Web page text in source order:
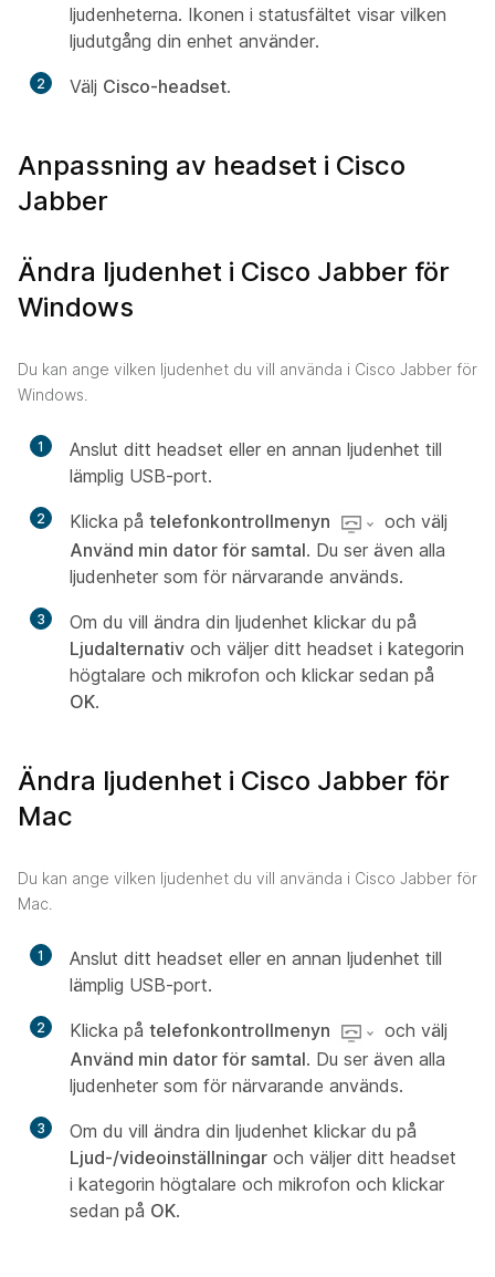
ljudenheterna. Ikonen i statusfältet visar vilken
ljudutgång din enhet använder.
2 Välj Cisco-headset.
Anpassning av headset i Cisco
Jabber
Ändra ljudenhet i Cisco Jabber för
Windows
Du kan ange vilken ljudenhet du vill använda i Cisco Jabber för
Windows.
1
Anslut ditt headset eller en annan ljudenhet till
lämplig USB-port.
2 Klicka på telefonkontrollmenyn
och välj
Använd min dator för samtal. Du ser även alla
ljudenheter som för närvarande används.
3
Om du vill ändra din ljudenhet klickar du på
Ljudalternativ och väljer ditt headset i kategorin
högtalare och mikrofon och klickar sedan på
OK.
Ändra ljudenhet i Cisco Jabber för
Mac
Du kan ange vilken ljudenhet du vill använda i Cisco Jabber för
Mac.
1
Anslut ditt headset eller en annan ljudenhet till
lämplig USB-port.
2 Klicka på telefonkontrollmenyn
och välj
Använd min dator för samtal. Du ser även alla
ljudenheter som för närvarande används.
3
Om du vill ändra din ljudenhet klickar du på
Ljud-/videoinställningar och väljer ditt headset
i kategorin högtalare och mikrofon och klickar
sedan på OK.